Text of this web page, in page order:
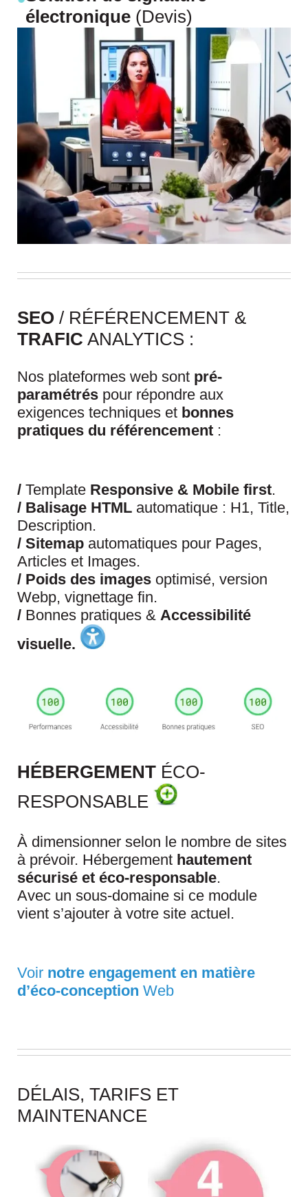
électronique (Devis)
SEO / RÉFÉRENCEMENT &
TRAFIC ANALYTICS :
Nos plateformes web sont pré-
paramétrés pour répondre aux
exigences techniques et bonnes
pratiques du référencement :
/ Template Responsive & Mobile first.
/ Balisage HTML automatique : H1, Title,
Description.
/ Sitemap automatiques pour Pages,
Articles et Images.
/ Poids des images optimisé, version
Webp, vignettage fin.
/ Bonnes pratiques & Accessibilité
visuelle.
HÉBERGEMENT ÉCO-
RESPONSABLE
À dimensionner selon le nombre de sites
à prévoir. Hébergement hautement
sécurisé et éco-responsable.
Avec un sous-domaine si ce module
vient s’ajouter à votre site actuel.
Voir notre engagement en matière
d’éco-conception Web
DÉLAIS, TARIFS ET
MAINTENANCE